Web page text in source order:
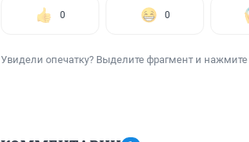
0 0
Увидели опечатку? Выделите фрагмент и нажмите